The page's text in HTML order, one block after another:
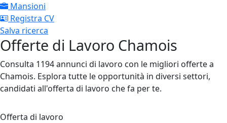
Mansioni
Registra CV
Salva ricerca
Offerte di Lavoro Chamois
Consulta 1194 annunci di lavoro con le migliori offerte a
Chamois. Esplora tutte le opportunità in diversi settori,
candidati all'offerta di lavoro che fa per te.
Offerta di lavoro